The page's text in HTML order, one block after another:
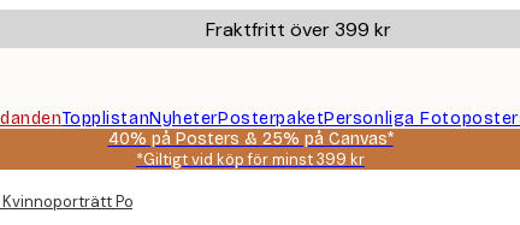
Fraktfritt över 399 kr
TopplistanNyheterPosterpaketPersonliga
40% på Posters & 25% på Canvas*
*Giltigt vid köp för minst 399 kr
Poster